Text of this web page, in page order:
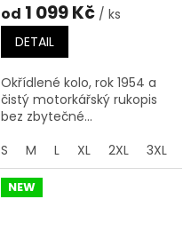
4XL 5XL
od 1 099 Kč / ks
DETAIL
Okřídlené kolo, rok 1954 a
čistý motorkářský rukopis
bez zbytečné...
S
M L XL 2XL 3XL
NEW